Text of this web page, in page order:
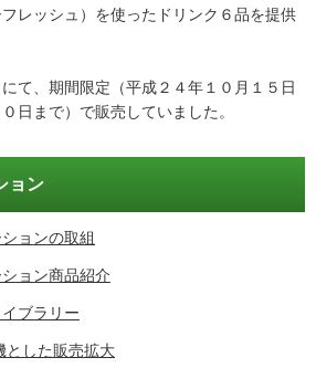
レッシュ）を使ったドリンク６品を提供
て、期間限定（平成２４年１０月１５日
日まで）で販売していました。
ョン
ョンの取組
ョン商品紹介
ブラリー
とした販売拡大